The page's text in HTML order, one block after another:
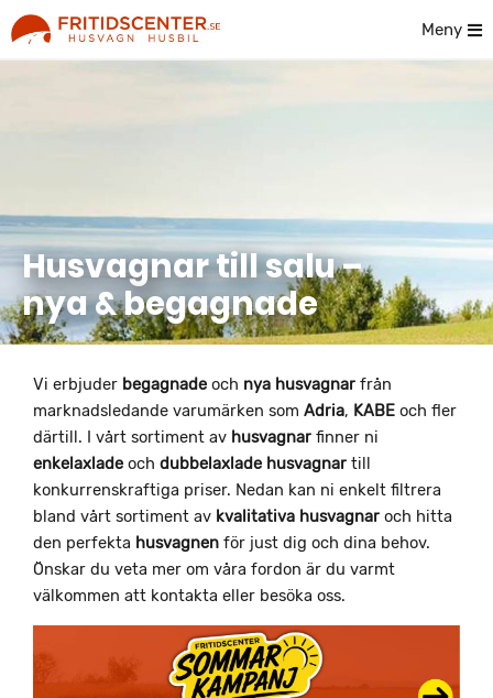
Meny
Husvagnar till salu –
nya & begagnade
Vi erbjuder begagnade och nya husvagnar från
marknadsledande varumärken som Adria, KABE och fler
därtill. I vårt sortiment av husvagnar finner ni
enkelaxlade och dubbelaxlade husvagnar till
konkurrenskraftiga priser. Nedan kan ni enkelt filtrera
bland vårt sortiment av kvalitativa husvagnar och hitta
den perfekta husvagnen för just dig och dina behov.
Önskar du veta mer om våra fordon är du varmt
välkommen att kontakta eller besöka oss.